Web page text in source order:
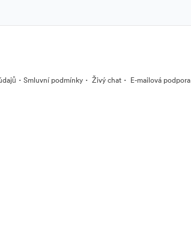
· Smluvní podmínky · Živý chat · E-mailová podpora